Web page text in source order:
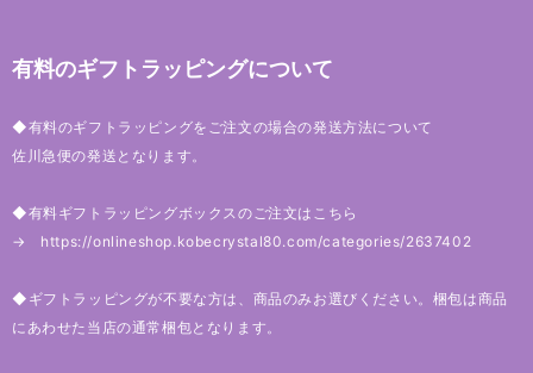
有料のギフトラッピングについて
◆有料のギフトラッピングをご注文の場合の発送方法について
佐川急便の発送となります。
◆有料ギフトラッピングボックスのご注文はこちら
→ https://onlineshop.kobecrystal80.com/categories/2637402
◆ギフトラッピングが不要な方は、商品のみお選びください。梱包は商品
にあわせた当店の通常梱包となります。